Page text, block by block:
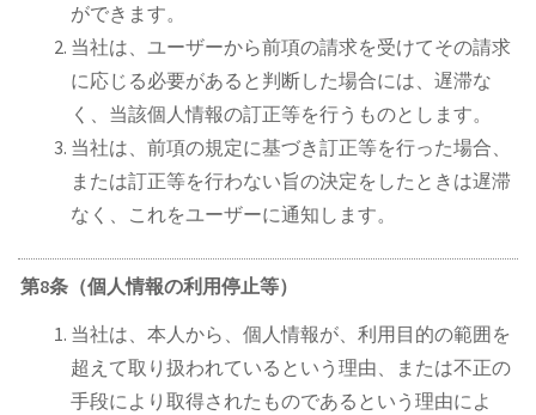
ができます。
当社は、ユーザーから前項の請求を受けてその請求
に応じる必要があると判断した場合には、遅滞な
く、当該個人情報の訂正等を行うものとします。
当社は、前項の規定に基づき訂正等を行った場合、
または訂正等を行わない旨の決定をしたときは遅滞
なく、これをユーザーに通知します。
第8条（個人情報の利用停止等）
当社は、本人から、個人情報が、利用目的の範囲を
超えて取り扱われているという理由、または不正の
手段により取得されたものであるという理由によ